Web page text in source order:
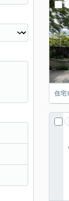
住宅